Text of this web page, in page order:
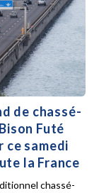
de chassé-
Futé
ce samedi
la France
chassé-